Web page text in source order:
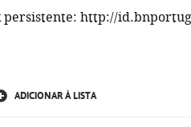
persistente: http://
ADICIONAR À LISTA